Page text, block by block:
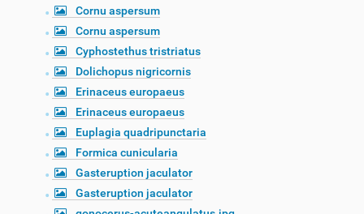
Cornu aspersum
Cornu aspersum
Cyphostethus tristriatus
Dolichopus nigricornis
Erinaceus europaeus
Erinaceus europaeus
Euplagia quadripunctaria
Formica cunicularia
Gasteruption jaculator
Gasteruption jaculator